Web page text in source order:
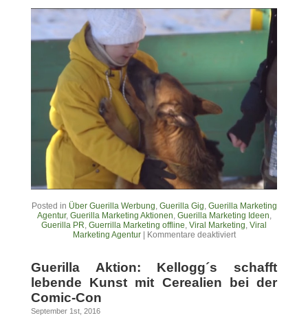
Posted in Über Guerilla Werbung Guerilla Gig Guerilla Marketing
Agentur, Guerilla Marketing Aktionen Guerilla Marketing Ideen
Guerilla PR Guerrilla Marketing offline Viral Marketing Viral
Marketing Agentur| Kommentare deaktiviert
Guerilla Aktion: Kellogg´s schafft
lebende Kunst mit Cerealien bei der
Comic-Con
September 1st, 2016